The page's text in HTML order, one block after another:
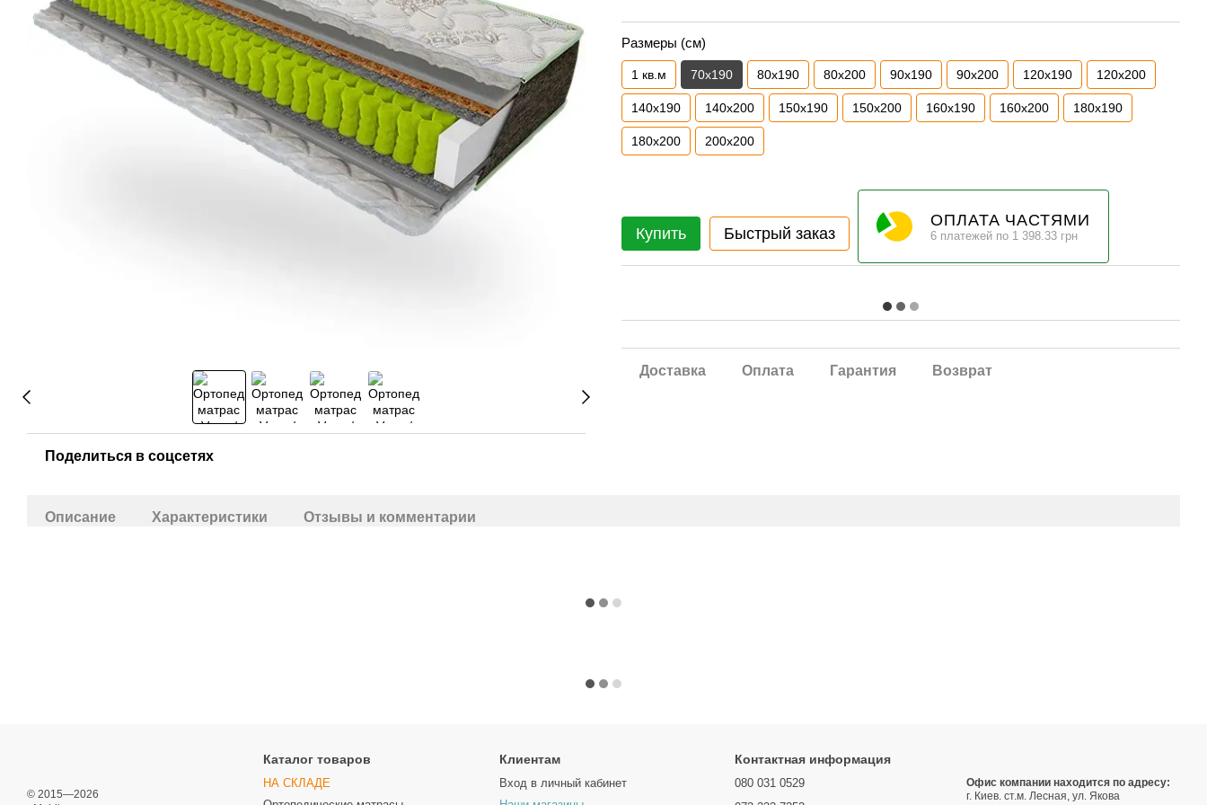
Поделиться в соцсетях
Размеры (см)
1 кв.м 70х190 80х190 80х200 90х190 90х200 120х190 120х200
140х190 140х200 150х190 150х200 160х190 160х200 180х190
180х200 200х200
Купить Быстрый заказ
ОПЛАТА ЧАСТЯМИ
6 платежей по 1 398.33 грн
Доставка Оплата Гарантия Возврат
Описание Характеристики Отзывы и комментарии
© 2015—2026
Каталог товаров
НА СКЛАДЕ
Клиентам
Вход в личный кабинет
Контактная информация
080 031 0529
Офис компании находится по адресу:
г. Киев. ст.м. Лесная, ул. Якова